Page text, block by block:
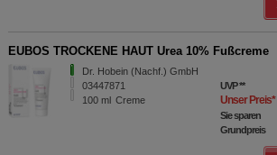
EUBOS TROCKENE HAUT Urea 10% Fußcreme
Dr. Hobein (Nachf.) GmbH
03447871
100 ml Creme
UVP**
Unser Preis*
Sie sparen
Grundpreis